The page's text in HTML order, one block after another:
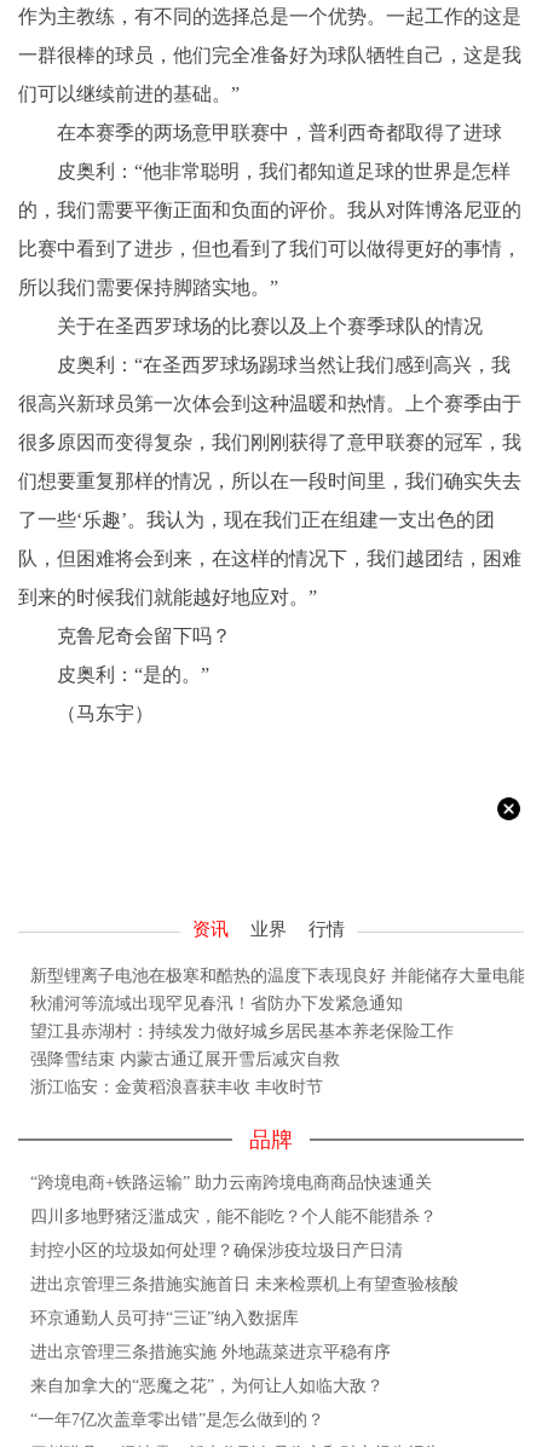
作为主教练，有不同的选择总是一个优势。一起工作的这是
一群很棒的球员，他们完全准备好为球队牺牲自己，这是我
们可以继续前进的基础。”
在本赛季的两场意甲联赛中，普利西奇都取得了进球
皮奥利：“他非常聪明，我们都知道足球的世界是怎样
的，我们需要平衡正面和负面的评价。我从对阵博洛尼亚的
比赛中看到了进步，但也看到了我们可以做得更好的事情，
所以我们需要保持脚踏实地。”
关于在圣西罗球场的比赛以及上个赛季球队的情况
皮奥利：“在圣西罗球场踢球当然让我们感到高兴，我
很高兴新球员第一次体会到这种温暖和热情。上个赛季由于
很多原因而变得复杂，我们刚刚获得了意甲联赛的冠军，我
们想要重复那样的情况，所以在一段时间里，我们确实失去
了一些‘乐趣’。我认为，现在我们正在组建一支出色的团
队，但困难将会到来，在这样的情况下，我们越团结，困难
到来的时候我们就能越好地应对。”
克鲁尼奇会留下吗？
皮奥利：“是的。”
（马东宇）
资讯 业界 行情
新型锂离子电池在极寒和酷热的温度下表现良好 并能储存大量电能
秋浦河等流域出现罕见春汛！省防办下发紧急通知
望江县赤湖村：持续发力做好城乡居民基本养老保险工作
强降雪结束 内蒙古通辽展开雪后减灾自救
浙江临安：金黄稻浪喜获丰收 丰收时节
品牌
“跨境电商+铁路运输” 助力云南跨境电商商品快速通关
四川多地野猪泛滥成灾，能不能吃？个人能不能猎杀？
封控小区的垃圾如何处理？确保涉疫垃圾日产日清
进出京管理三条措施实施首日 未来检票机上有望查验核酸
环京通勤人员可持“三证”纳入数据库
进出京管理三条措施实施 外地蔬菜进京平稳有序
来自加拿大的“恶魔之花”，为何让人如临大敌？
“一年7亿次盖章零出错”是怎么做到的？